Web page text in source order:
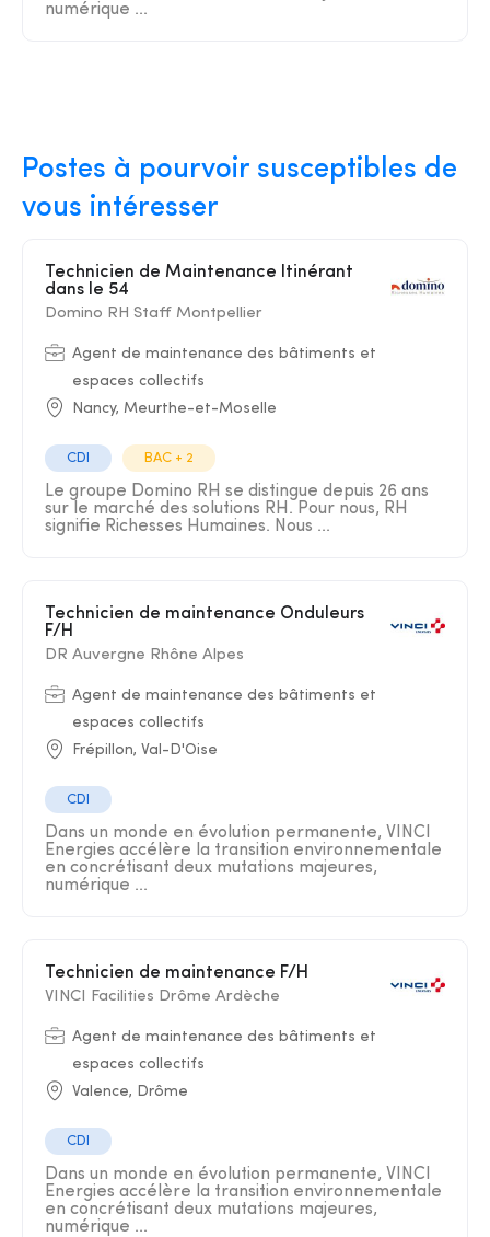
numérique ...
Postes à pourvoir susceptibles de
vous intéresser
dans le 54
Domino RH Staff Montpellier
Agent de maintenance des bâtiments et
espaces collectifs
Nancy, Meurthe-et-Moselle
CDI BAC + 2
Le groupe Domino RH se distingue depuis 26 ans
sur le marché des solutions RH. Pour nous, RH
signifie Richesses Humaines. Nous ...
F/H
DR Auvergne Rhône Alpes
Agent de maintenance des bâtiments et
espaces collectifs
Frépillon, Val-D'Oise
CDI
Dans un monde en évolution permanente, VINCI
Energies accélère la transition environnementale
en concrétisant deux mutations majeures,
numérique ...
Technicien de maintenance F/H
VINCI Facilities Drôme Ardèche
Agent de maintenance des bâtiments et
espaces collectifs
Valence, Drôme
CDI
Dans un monde en évolution permanente, VINCI
Energies accélère la transition environnementale
en concrétisant deux mutations majeures,
numérique ...